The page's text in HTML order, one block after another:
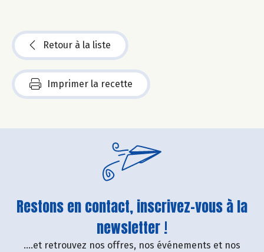
Retour à la liste
Imprimer la recette
Restons en contact, inscrivez-vous à la
newsletter !
....et retrouvez nos offres, nos événements et nos